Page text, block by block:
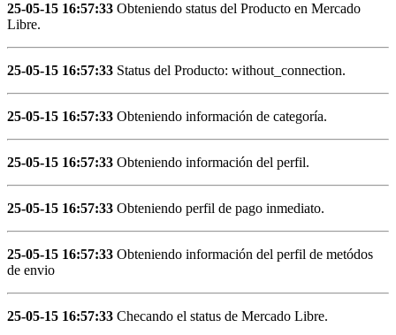
25-05-15 16:57:33 Obteniendo status del Producto en Mercado
Libre.
25-05-15 16:57:33 Status del Producto: without_connection.
25-05-15 16:57:33 Obteniendo información de categoría.
25-05-15 16:57:33 Obteniendo información del perfil.
25-05-15 16:57:33 Obteniendo perfil de pago inmediato.
25-05-15 16:57:33 Obteniendo información del perfil de metódos
de envio
25-05-15 16:57:33 Checando el status de Mercado Libre.